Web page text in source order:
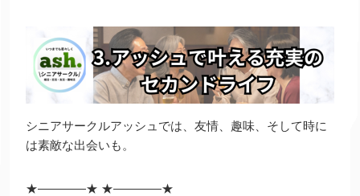
シニアサークルアッシュでは、友情、趣味、そして時に
は素敵な出会いも。
★――――★ ★――――★